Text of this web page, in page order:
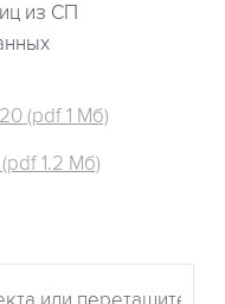
из СП
(pdf 1 Мб)
1.2 Мб)